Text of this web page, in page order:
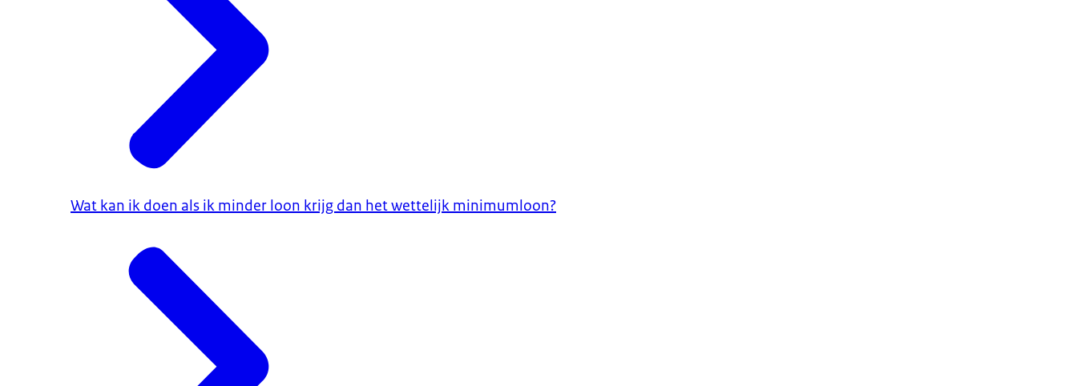
Wat kan ik doen als ik minder loon krijg dan het wettelijk minimumloon?